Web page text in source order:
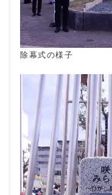
除幕式の様子